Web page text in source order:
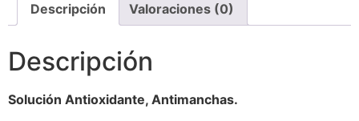
Descripción Valoraciones (0)
Descripción
Solución Antioxidante, Antimanchas.